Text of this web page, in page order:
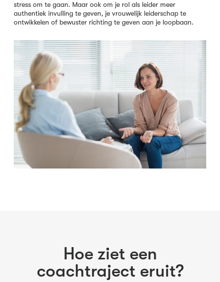
stress om te gaan. Maar ook om je rol als leider meer
authentiek invulling te geven, je vrouwelijk leiderschap te
ontwikkelen of bewuster richting te geven aan je loopbaan.
Hoe ziet een
coachtraject eruit?